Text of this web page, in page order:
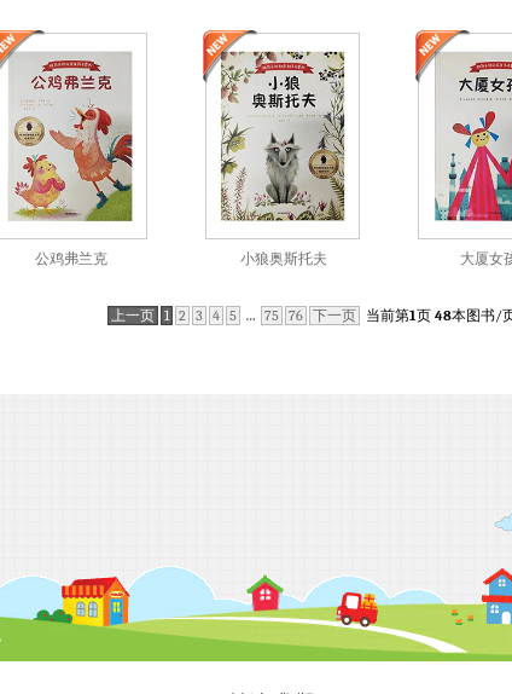
公鸡弗兰克 小狼奥斯托夫 大厦女
上一页 1 2 3 4 5 … 75 76 下一页 当前第1页 48本图书/